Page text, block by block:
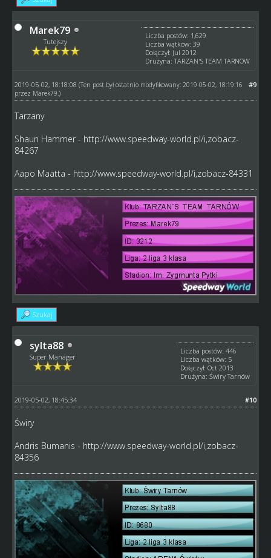
Marek79
Tutejszy
Liczba postów: 1,629
Liczba wątków: 39
Dołączył: Jul 2012
Drużyna: TARZAN'S TEAM TARNOW
#9
2019-05-02, 18:18:08 (Ten post był ostatnio modyfikowany: 2019-05-02, 18:19:16
przez Marek79 .)
Tarzany
Shaun Hammer - http://www.speedway-world.pl/i,zobacz-
84267
Aapo Maatta - http://www.speedway-world.pl/i,zobacz-84331
Szukaj
sylta88
Super Manager
Liczba postów: 446
Liczba wątków: 5
Dołączył: Oct 2013
Drużyna: Świry Tarnów
#10
2019-05-02, 18:45:34
Świry
Andris Bumanis - http://www.speedway-world.pl/i,zobacz-
84356